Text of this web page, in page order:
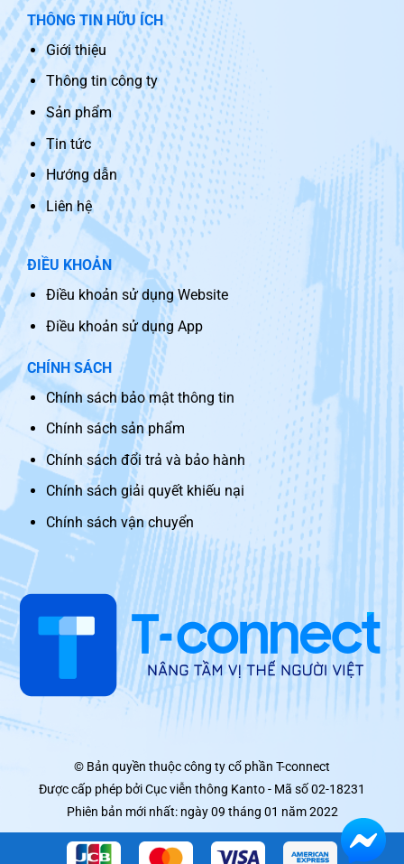
THÔNG TIN HỮU ÍCH
Giới thiệu
Thông tin công ty
Sản phẩm
Tin tức
Hướng dẫn
Liên hệ
ĐIỀU KHOẢN
Điều khoản sử dụng Website
Điều khoản sử dụng App
CHÍNH SÁCH
Chính sách bảo mật thông tin
Chính sách sản phẩm
Chính sách đổi trả và bảo hành
Chính sách giải quyết khiếu nại
Chính sách vận chuyển
© Bản quyền thuộc công ty cổ phần T-connect
Được cấp phép bởi Cục viễn thông Kanto - Mã số 02-18231
Phiên bản mới nhất: ngày 09 tháng 01 năm 2022